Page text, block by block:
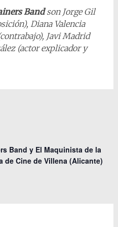
Bandson Jorge Gil
Diana Valencia
Javi Madrid
(actor explicador y
Band y El Maquinista de la
de Cine de Villena (Alicante)